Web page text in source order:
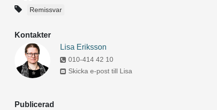
Remissvar
Kontakter
Lisa Eriksson
010-414 42 10
Skicka e-post till Lisa
Publicerad